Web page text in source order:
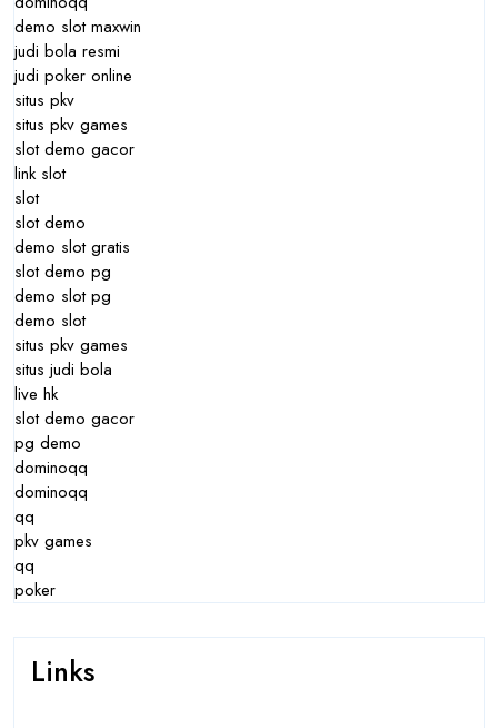
demo slot maxwin
judi bola resmi
judi poker online
situs pkv
situs pkv games
slot demo gacor
link slot
slot
slot demo
demo slot gratis
slot demo pg
demo slot pg
demo slot
situs pkv games
situs judi bola
live hk
slot demo gacor
pg demo
dominoqq
dominoqq
qq
pkv games
qq
poker
Links